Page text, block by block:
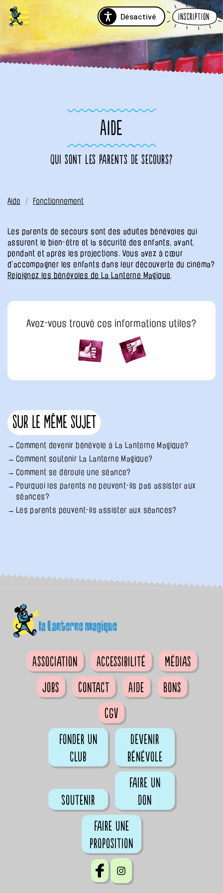
Désactivé Inscription
AIDE
Qui sont les parents de secours?
Aide Fonctionnement
Les parents de secours sont des adultes bénévoles qui
assurent le bien-être et la sécurité des enfants, avant,
pendant et après les projections. Vous avez à cœur
d’accompagner les enfants dans leur découverte du cinéma?
Rejoignez les bénévoles de La Lanterne Magique.
Avez-vous trouvé ces informations utiles?
Sur le même sujet
Comment devenir bénévole à La Lanterne Magique?
Comment soutenir La Lanterne Magique?
Comment se déroule une séance?
Pourquoi les parents ne peuvent-ils pas assister aux
séances?
Les parents peuvent-ils assister aux séances?
Association Accessibilité
Médias
Jobs
Contact Aide
Bons
CGV
Fonder un
club
Devenir
bénévole
Soutenir
Faire un
don
Faire une
proposition